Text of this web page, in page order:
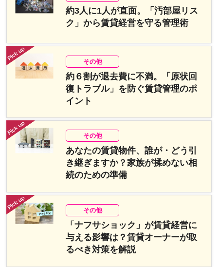
約3人に1人が直面。「汚部屋リス
ク」から賃貸経営を守る管理術
その他
約６割が退去費に不満。「原状回
復トラブル」を防ぐ賃貸管理のポ
イント
その他
あなたの賃貸物件、誰が・どう引
き継ぎますか？家族が揉めない相
続のための準備
その他
「ナフサショック」が賃貸経営に
与える影響は？賃貸オーナーが取
るべき対策を解説